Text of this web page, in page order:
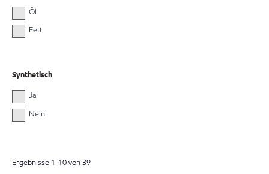
Öl
Fett
Synthetisch
Ja
Nein
Ergebnisse 1-10von39